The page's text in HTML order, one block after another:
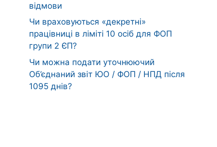
відмови
Чи враховуються «декретні»
працівниці в ліміті 10 осіб для ФОП
групи 2 ЄП?
Чи можна подати уточнюючий
Об’єднаний звіт ЮО / ФОП / НПД після
1095 днів?